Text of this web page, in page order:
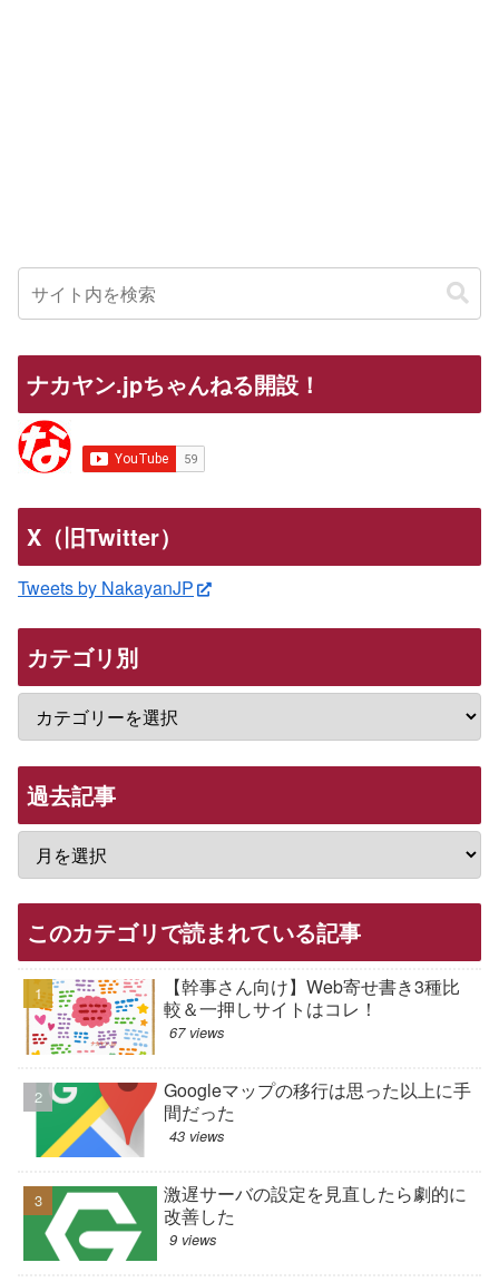
ナカヤン.jpちゃんねる開設！
X（旧Twitter）
Tweets by NakayanJP
カテゴリ別
過去記事
このカテゴリで読まれている記事
【幹事さん向け】Web寄せ書き3種比
較＆一押しサイトはコレ！
67 views
Googleマップの移行は思った以上に手
間だった
43 views
激遅サーバの設定を見直したら劇的に
改善した
9 views